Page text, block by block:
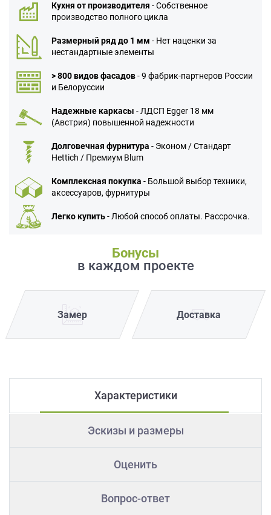
Кухня от производителя - Собственное
производство полного цикла
Размерный ряд до 1 мм - Нет наценки за
нестандартные элементы
> 800 видов фасадов- 9 фабрик-партнеров России
и Белоруссии
Надежные каркасы - ЛДСП Egger 18 мм
(Австрия) повышенной надежности
Долговечная фурнитура - Эконом / Стандарт
Hettich / Премиум Blum
Комплексная покупка - Большой выбор техники,
аксессуаров, фурнитуры
Легко купить- Любой способ оплаты. Рассрочка.
Бонусы
в каждом проекте
Замер Доставка
Характеристики
Эскизы и размеры
Оценить
Вопрос-ответ